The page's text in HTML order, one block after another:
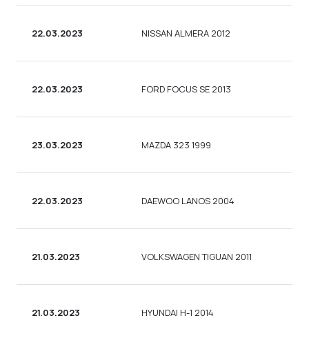
22.03.2023 NISSAN ALMERA 2012
22.03.2023 FORD FOCUS SE 2013
23.03.2023 MAZDA 323 1999
22.03.2023 DAEWOO LANOS 2004
21.03.2023 VOLKSWAGEN TIGUAN 2011
21.03.2023 HYUNDAI H-1 2014